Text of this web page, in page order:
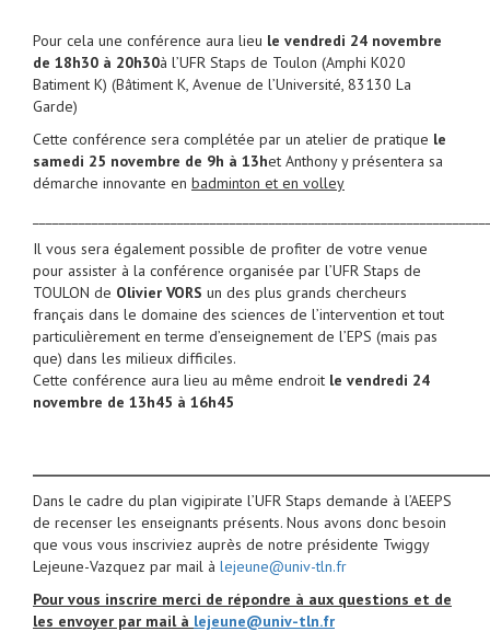
Pour cela une conférence aura lieu le vendredi 24 novembre
de 18h30 à 20h30à l’UFR Staps de Toulon (Amphi K020
Batiment K) (Bâtiment K, Avenue de l’Université, 83130 La
Garde)
Cette conférence sera complétée par un atelier de pratique le
samedi 25 novembre de 9h à 13het Anthony y présentera sa
démarche innovante en badminton et en volley
Il vous sera également possible de profiter de votre venue
pour assister à la conférence organisée par l’UFR Staps de
TOULON de Olivier VORS un des plus grands chercheurs
français dans le domaine des sciences de l’intervention et tout
particulièrement en terme d’enseignement de l’EPS (mais pas
que) dans les milieux difficiles.
Cette conférence aura lieu au même endroit le vendredi 24
novembre de 13h45 à 16h45
Dans le cadre du plan vigipirate l’UFR Staps demande à l’AEEPS
de recenser les enseignants présents. Nous avons donc besoin
que vous vous inscriviez auprès de notre présidente Twiggy
Lejeune-Vazquez par mail à lejeune@univ-tln.fr
Pour vous inscrire merci de répondre à aux questions et de
les envoyer par mail à lejeune@univ-tln.fr